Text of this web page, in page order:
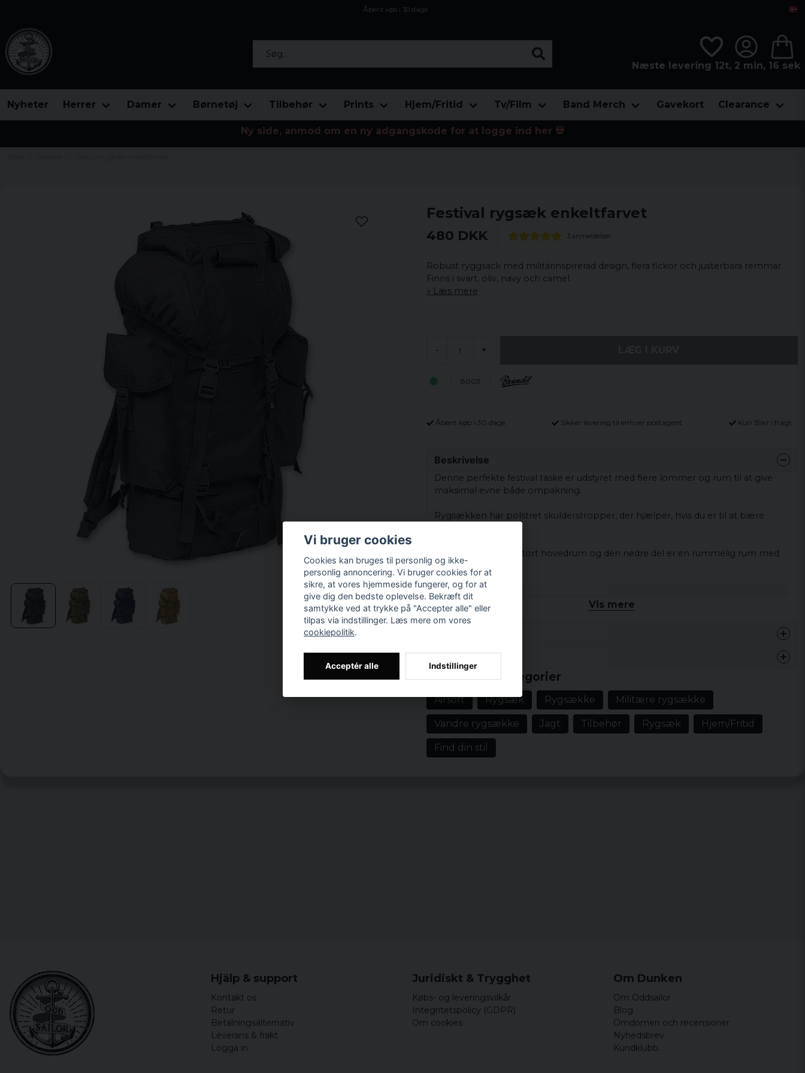
Åbent køb i 30 dage
Næste levering 12t, 2 min, 15 sek
Nyheter Herrer Damer Børnetøj Tilbehør Prints Hjem/Fritid Tv/Film Band Merch Gavekort Clearance
Ny side, anmod om en ny adgangskode for at logge ind her 💀
Festival rygsæk enkeltfarvet
480 DKK 3 anmeldelser
Robust ryggsäck med militärinspirerad design, flera fickor och justerbara remmar.
Finns i svart, oliv, navy och camel.
Læs mere
- +
8003
Åbent køb i 30 dage Sikker levering til enhver postagent Kun 59kr i fragt
Beskrivelse
Denne perfekte festival taske er udstyret med flere lommer og rum til at give
maksimal evne både ompakning.
Rygsækken har polstret skulderstropper, der hjælper, hvis du er til at bære
.
stort hovedrum og den nedre del er en rummelig rum med
separat
Størrelse:
65cm
x 43cm
Materialer:
100% Polyester
Vis mere
Daniel
for 2 år siden
Snabb mailkontakt vid de frågor jag hade. Leverensen gick under
omständigheterna fort och fick proffesionellt bemötande i
mailkontakten. Väskan höll helt klart måttet.
for 3 år siden
Okej men Starkare remmar behövas.
Prishistorik
Relaterede kategorier
Airsoft Rygsæk Rygsække Militære rygsække
Vandre rygsække Jagt Tilbehør Rygsæk Hjem/Fritid
Find din stil
Hjälp & support
Kontakt os
Retur
Betalningsalternativ
Leverans & frakt
Logga in
Juridiskt & Trygghet
Købs- og leveringsvilkår
Integritetspolicy (GDPR)
Om cookies
Om Dunken
Om Oddsailor
Blog
Omdömen och recensioner
Nyhedsbrev
Kundklubb.
Vi bruger cookies
Cookies kan bruges til personlig og ikke-
personlig annoncering. Vi bruger cookies for at
sikre, at vores hjemmeside fungerer, og for at
give dig den bedste oplevelse. Bekræft dit
samtykke ved at trykke på "Accepter alle" eller
tilpas via indstillinger. Læs mere om vores
cookiepolitik.
Acceptér alle Indstillinger